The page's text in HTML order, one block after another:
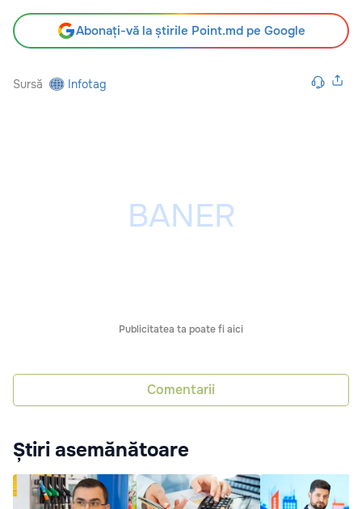
Abonați-vă la știrile Point.md pe Google
Sursă Infotag
Publicitatea ta poate fi aici
Comentarii
Știri asemănătoare